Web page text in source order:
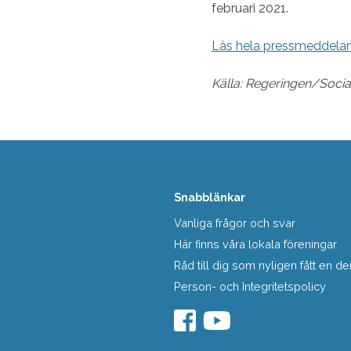
februari 2021.
Läs hela
Källa: Regeringen/
Snabblänkar
Vanliga frågor och svar
Här finns våra lokala föreningar
Råd till dig som nyligen fått en
Person- och Integritetspolicy